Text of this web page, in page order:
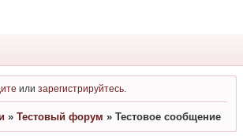
илизарегистрируйтесь
» Тестовый форум » Тестовое сообщение